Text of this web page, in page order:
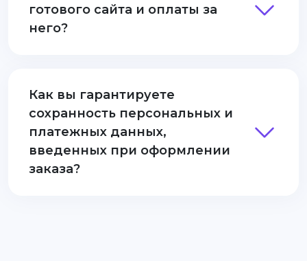
готового сайта и оплаты за
него?
Как вы гарантируете
сохранность персональных и
платежных данных,
введенных при оформлении
заказа?